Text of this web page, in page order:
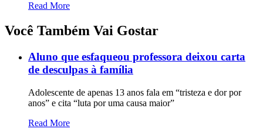
Read More
Você Também Vai Gostar
Aluno que esfaqueou professora deixou carta
de desculpas à família
Adolescente de apenas 13 anos fala em “tristeza e dor por
anos” e cita “luta por uma causa maior”
Read More